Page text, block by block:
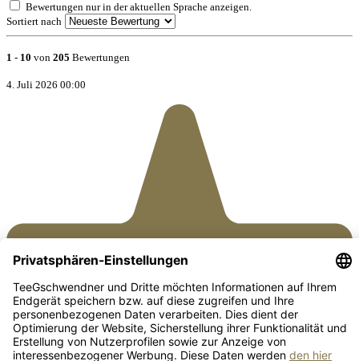
Bewertungen nur in der aktuellen Sprache anzeigen.
Sortiert nach
1 - 10 von 205 Bewertungen
4. Juli 2026 00:00